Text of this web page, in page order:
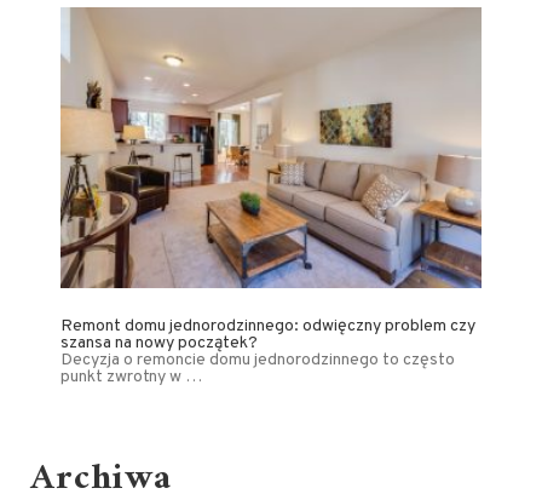
Remont domu jednorodzinnego: odwięczny problem czy
szansa na nowy początek?
Decyzja o remoncie domu jednorodzinnego to często
punkt zwrotny w …
Archiwa